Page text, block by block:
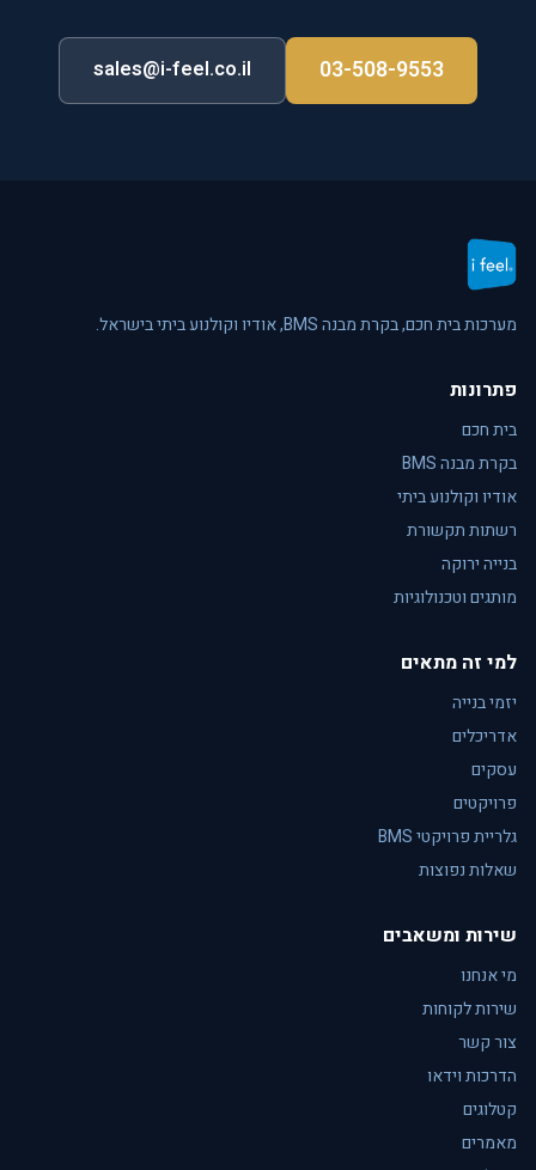
03-508-9553
sales@i-feel.co.il
מערכות בית חכם, בקרת מבנה BMS, אודיו וקולנוע ביתי בישראל.
פתרונות
בית חכם
בקרת מבנה BMS
אודיו וקולנוע ביתי
רשתות תקשורת
בנייה ירוקה
מותגים וטכנולוגיות
למי זה מתאים
יזמי בנייה
אדריכלים
עסקים
פרויקטים
גלריית פרויקטי BMS
שאלות נפוצות
שירות ומשאבים
מי אנחנו
שירות לקוחות
צור קשר
הדרכות וידאו
קטלוגים
מאמרים